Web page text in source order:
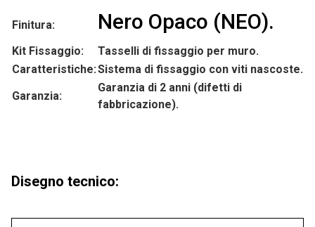
Finitura: Nero Opaco (NEO).
Kit Fissaggio:
Tasselli di fissaggio per muro.
Caratteristiche:Sistema di fissaggio con viti nascoste.
Garanzia:
Garanzia di 2 anni (difetti di
fabbricazione).
Disegno tecnico: